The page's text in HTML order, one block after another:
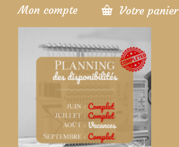
Mon compte Votre panier